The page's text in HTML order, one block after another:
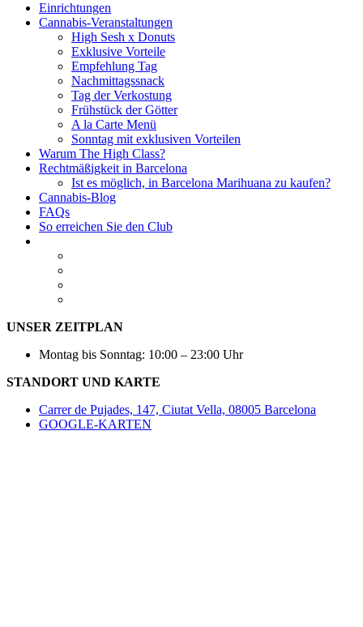
Einrichtungen
Cannabis-Veranstaltungen
High Sesh x Donuts
Exklusive Vorteile
Empfehlung Tag
Nachmittagssnack
Tag der Verkostung
Frühstück der Götter
A la Carte Menü
Sonntag mit exklusiven Vorteilen
Warum The High Class?
Rechtmäßigkeit in Barcelona
Ist es möglich, in Barcelona Marihuana zu kaufen?
Cannabis-Blog
FAQs
So erreichen Sie den Club
UNSER ZEITPLAN
Montag bis Sonntag: 10:00 – 23:00 Uhr
STANDORT UND KARTE
Carrer de Pujades, 147, Ciutat Vella, 08005 Barcelona
GOOGLE-KARTEN